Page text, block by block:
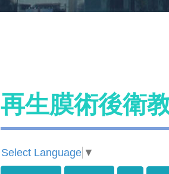
再生膜術後衛
Select Language ▼